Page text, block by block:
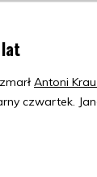
Antoni
czwartek.